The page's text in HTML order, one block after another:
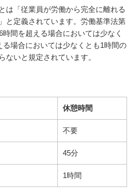
は「従業員が労働から完全に離れる
と定義されています。労働基準法第
間を超える場合においては少なく
る場合においては少なくとも1時間の
ないと規定されています。
休憩時間
不要
45分
1時間